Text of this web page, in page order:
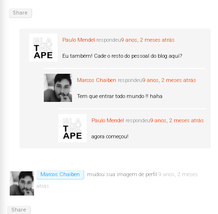
Share
Paulo Mendel respondeu9 anos, 2 meses atrás
Eu também! Cade o resto do pessoal do blog aqui?
Marcos Chaiben respondeu9 anos, 2 meses atrás
Tem que entrar todo mundo !! haha
Paulo Mendel respondeu9 anos, 2 meses atrás
agora começou!
Marcos Chaiben mudou sua imagem de perfil 9 anos, 2 meses
atrás
Share